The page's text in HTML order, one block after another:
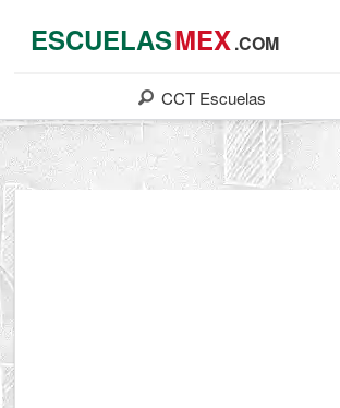
ESCUELASMEX.COM
CCT Escuelas